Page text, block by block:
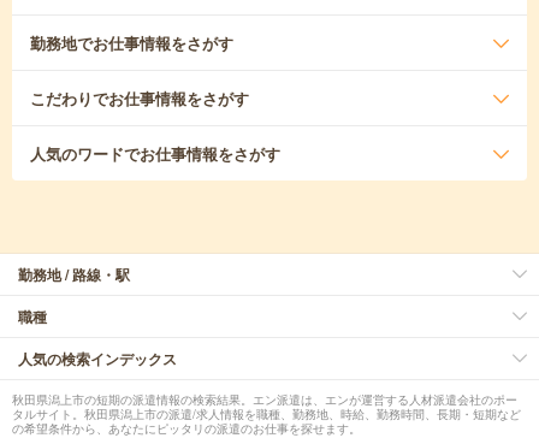
勤務地でお仕事情報をさがす
こだわりでお仕事情報をさがす
人気のワードでお仕事情報をさがす
勤務地 / 路線・駅
職種
人気の検索インデックス
秋田県潟上市の短期の派遣情報の検索結果。エン派遣は、エンが運営する人材派遣会社のポー
タルサイト。秋田県潟上市の派遣/求人情報を職種、勤務地、時給、勤務時間、長期・短期など
の希望条件から、あなたにピッタリの派遣のお仕事を探せます。